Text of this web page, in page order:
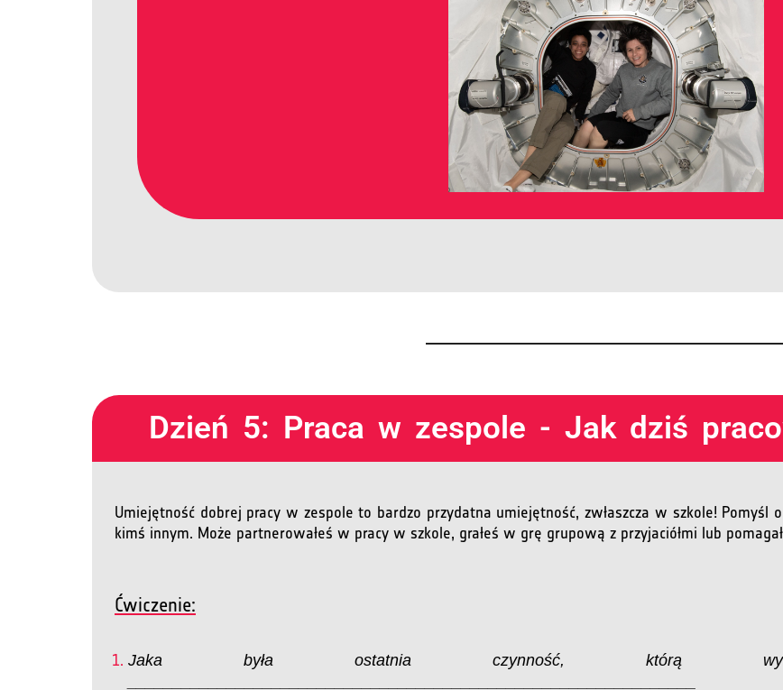
Dzień 5: Praca w zespole - Jak dziś
Umiejętność dobrej pracy w zespole to bardzo przydatna umiejętność, zwłaszcza w szkole! Pomyśl
kimś innym. Może partnerowałeś w pracy w szkole, grałeś w grę grupową z przyjaciółmi lub
Ćwiczenie:
Jaka była ostatnia czynność, którą